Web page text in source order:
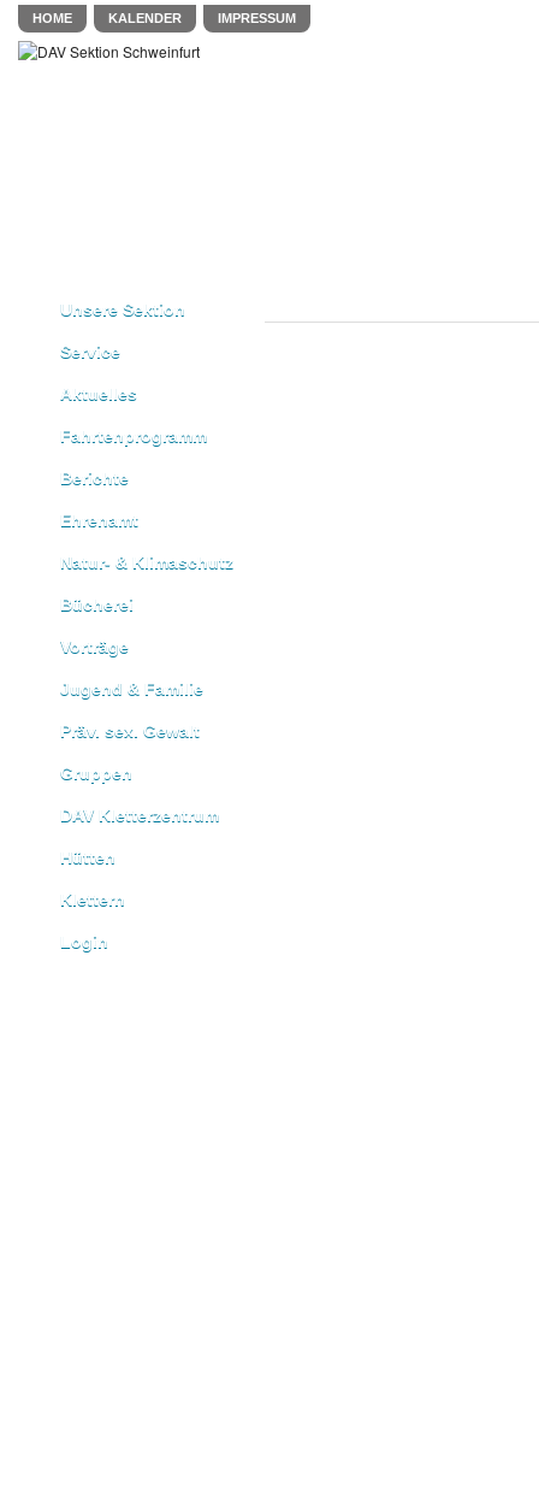
HOME KALENDER IMPRESSUM
Unsere Sektion
Service
Aktuelles
Fahrtenprogramm
Berichte
Ehrenamt
Natur- & Klimaschutz
Bücherei
Vorträge
Jugend & Familie
Präv. sex. Gewalt
Gruppen
DAV Kletterzentrum
Hütten
Klettern
Login